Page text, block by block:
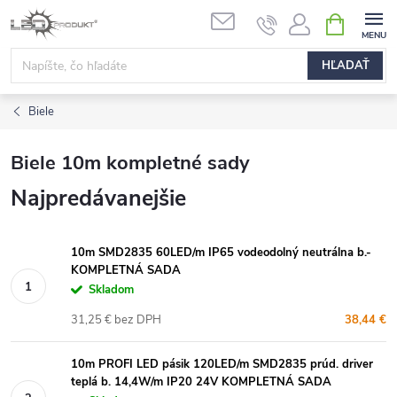
Prejsť
na
obsah
HĽADAŤ
KOŠÍK
Biele
Biele 10m kompletné sady
Najpredávanejšie
10m SMD2835 60LED/m IP65 vodeodolný neutrálna b.-
KOMPLETNÁ SADA
Skladom
38,44 €
31,25 € bez DPH
10m PROFI LED pásik 120LED/m SMD2835 prúd. driver
teplá b. 14,4W/m IP20 24V KOMPLETNÁ SADA